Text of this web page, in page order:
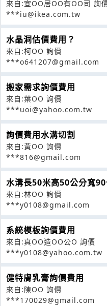
來自:宜OO居OO有OO司 詢
***iu@ikea.com.tw
水晶洞估價費用？
來自:柯OO 詢價
***o641207@gmail.com
搬家需求詢價費用
來自:葉OO 詢價
***uoi@yahoo.com.tw
詢價費用水溝切割
來自:黃OO 詢價
***816@gmail.com
水溝長50米高50公分寬
來自:林OO 詢價
***y0108@gmail.com
系統模板詢價費用
來自:真OO造OO公O 詢價
***y0108@yahoo.com.tw
健特膚乳膏詢價費用
來自:陳OO 詢價
***170029@gmail.com